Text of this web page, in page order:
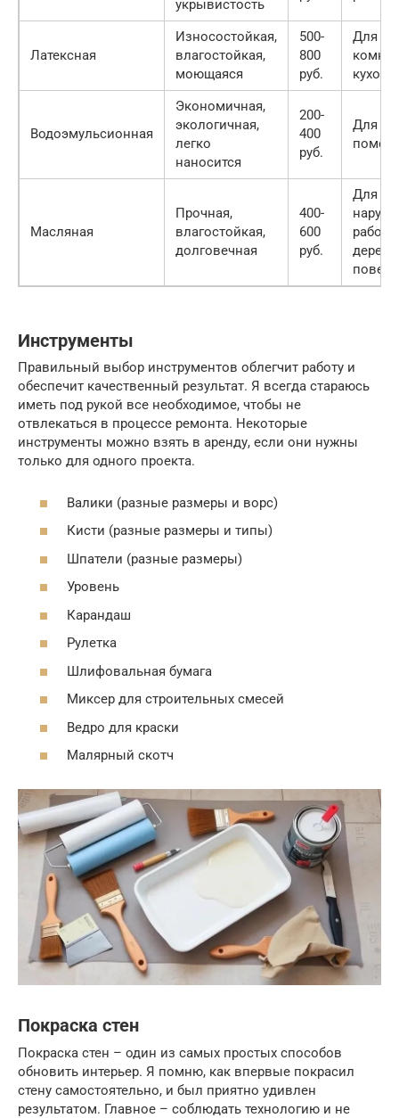
укрывистость
Латексная
Износостойкая,
влагостойкая,
моющаяся
500-
800
руб.
Для
кухонь
Водоэмульсионная
Экономичная,
экологичная,
легко
наносится
200-
400
руб.
Для
Масляная
Прочная,
влагостойкая,
долговечная
400-
600
руб.
Для
работ,
Инструменты
Правильный выбор инструментов облегчит работу и
обеспечит качественный результат. Я всегда стараюсь
иметь под рукой все необходимое, чтобы не
отвлекаться в процессе ремонта. Некоторые
инструменты можно взять в аренду, если они нужны
только для одного проекта.
Валики (разные размеры и ворс)
Кисти (разные размеры и типы)
Шпатели (разные размеры)
Уровень
Карандаш
Рулетка
Шлифовальная бумага
Миксер для строительных смесей
Ведро для краски
Малярный скотч
Покраска стен
Покраска стен – один из самых простых способов
обновить интерьер. Я помню, как впервые покрасил
стену самостоятельно, и был приятно удивлен
результатом. Главное – соблюдать технологию и не